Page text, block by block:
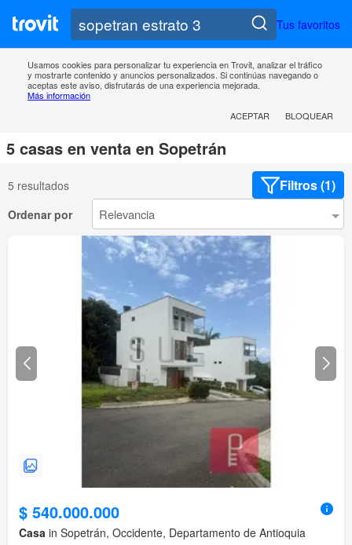
Tus favoritos
Usamos cookies para personalizar tu experiencia en Trovit, analizar el tráfico
y mostrarte contenido y anuncios personalizados. Si continúas navegando o
aceptas este aviso, disfrutarás de una experiencia mejorada.
Más información
ACEPTAR
BLOQUEAR
5 casas en venta en Sopetrán
5 resultados Filtros (1)
Ordenar por
$ 540.000.000
Casa in Sopetrán, Occidente, Departamento de Antioquia